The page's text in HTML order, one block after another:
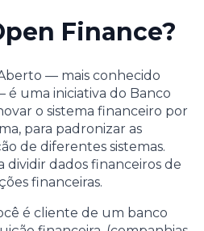
Finance?
— mais conhecido
uma iniciativa do Banco
o sistema financeiro por
para padronizar as
de diferentes sistemas.
dividir dados financeiros de
financeiras.
é cliente de um banco